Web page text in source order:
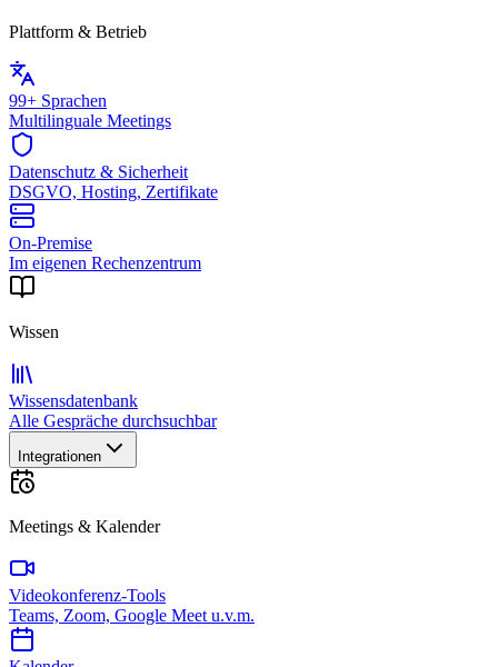
Plattform & Betrieb
99+ Sprachen
Multilinguale Meetings
Datenschutz & Sicherheit
DSGVO, Hosting, Zertifikate
On-Premise
Im eigenen Rechenzentrum
Wissen
Wissensdatenbank
Alle Gespräche durchsuchbar
Integrationen
Meetings & Kalender
Videokonferenz-Tools
Teams, Zoom, Google Meet u.v.m.